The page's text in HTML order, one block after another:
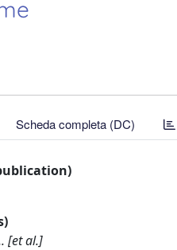
Scheda completa (DC)
[et al.]